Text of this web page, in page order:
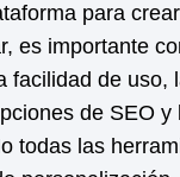
para
es importante
facilidad de uso,
de SEO y
todas las